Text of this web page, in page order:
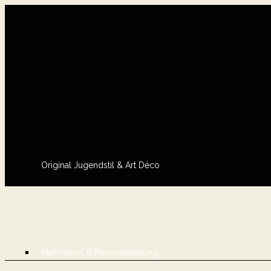
Original Jugendstil & Art Déco
Maßmöbel & Raumgestaltung